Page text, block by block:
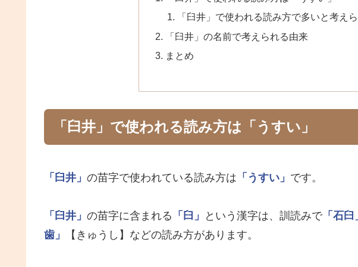
「臼井」で使われる読み方で多いと考え
「臼井」の名前で考えられる由来
まとめ
「臼井」で使われる読み方は「うすい」
「臼井」 の苗字で使われている読み方は 「うすい」 です。
「臼井」 の苗字に含まれる 「臼」 という漢字は、訓読みで「石臼
歯」
【きゅうし】などの読み方があります。